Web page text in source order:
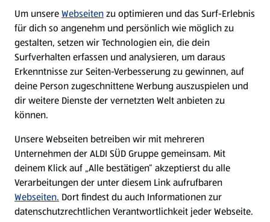
WhatsApp
Über ALDI SÜD
Filialen
Nachhaltigkeit
Karriere
Um unsereWebseitenzu optimieren und das Surf-Erlebnis
für dich so angenehm und persönlich wie möglich zu
gestalten, setzen wir Technologien ein, die dein
Surfverhalten erfassen und analysieren, um daraus
Erkenntnisse zur Seiten-Verbesserung zu gewinnen, auf
deine Person zugeschnittene Werbung auszuspielen und
dir weitere Dienste der vernetzten Welt anbieten zu
können.
Unsere Webseiten betreiben wir mit mehreren
Unternehmen der ALDI SÜD Gruppe gemeinsam. Mit
deinem Klick auf „Alle bestätigen“ akzeptierst du alle
Verarbeitungen der unter diesem Link aufrufbaren
Webseiten. Dort findest du auch Informationen zur
datenschutzrechtlichen Verantwortlichkeit jeder Webseite.